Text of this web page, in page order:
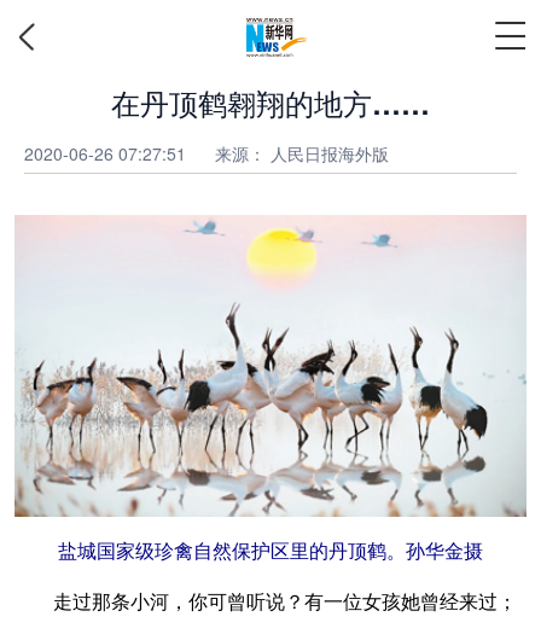
在丹顶鹤翱翔的地方……
2020-06-26 07:27:51 来源： 人民日报海外版
盐城国家级珍禽自然保护区里的丹顶鹤。孙华金摄
走过那条小河，你可曾听说？有一位女孩她曾经来过；